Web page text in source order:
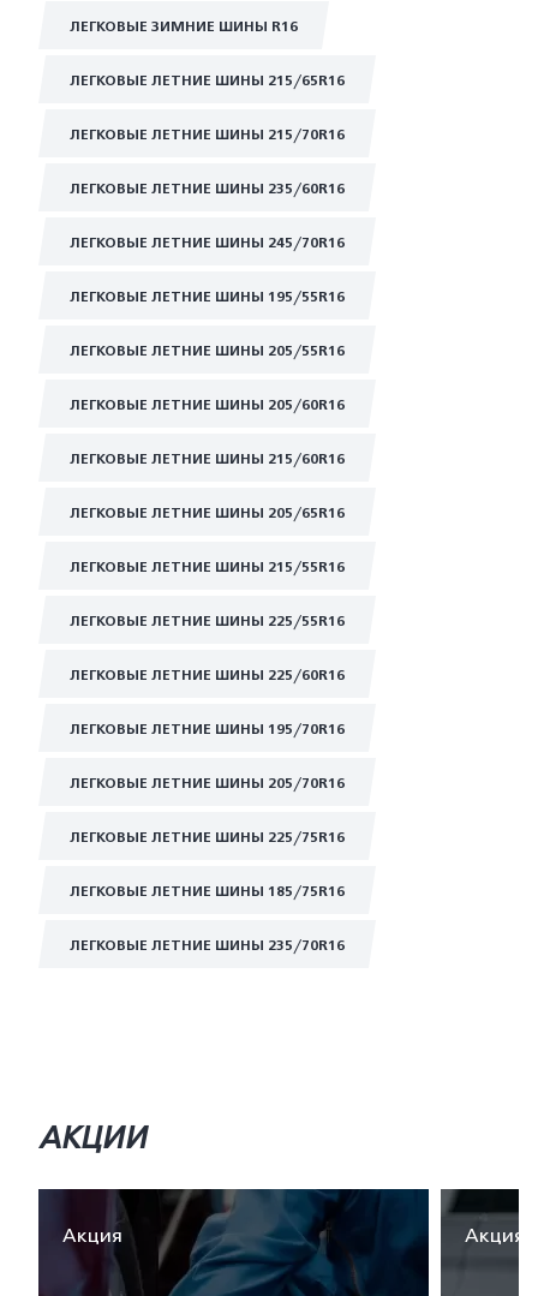
ЛЕГКОВЫЕ ЗИМНИЕ ШИНЫ R16
ЛЕГКОВЫЕ ЛЕТНИЕ ШИНЫ 215/65R16
ЛЕГКОВЫЕ ЛЕТНИЕ ШИНЫ 215/70R16
ЛЕГКОВЫЕ ЛЕТНИЕ ШИНЫ 235/60R16
ЛЕГКОВЫЕ ЛЕТНИЕ ШИНЫ 245/70R16
ЛЕГКОВЫЕ ЛЕТНИЕ ШИНЫ 195/55R16
ЛЕГКОВЫЕ ЛЕТНИЕ ШИНЫ 205/55R16
ЛЕГКОВЫЕ ЛЕТНИЕ ШИНЫ 205/60R16
ЛЕГКОВЫЕ ЛЕТНИЕ ШИНЫ 215/60R16
ЛЕГКОВЫЕ ЛЕТНИЕ ШИНЫ 205/65R16
ЛЕГКОВЫЕ ЛЕТНИЕ ШИНЫ 215/55R16
ЛЕГКОВЫЕ ЛЕТНИЕ ШИНЫ 225/55R16
ЛЕГКОВЫЕ ЛЕТНИЕ ШИНЫ 225/60R16
ЛЕГКОВЫЕ ЛЕТНИЕ ШИНЫ 195/70R16
ЛЕГКОВЫЕ ЛЕТНИЕ ШИНЫ 205/70R16
ЛЕГКОВЫЕ ЛЕТНИЕ ШИНЫ 225/75R16
ЛЕГКОВЫЕ ЛЕТНИЕ ШИНЫ 185/75R16
ЛЕГКОВЫЕ ЛЕТНИЕ ШИНЫ 235/70R16
АКЦИИ
Акция Акция